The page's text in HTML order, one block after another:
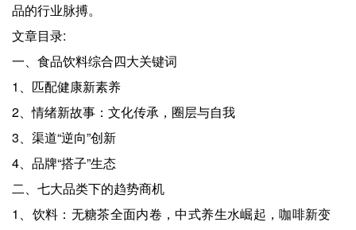
品的行业脉搏。
文章目录:
一、食品饮料综合四大关键词
1、匹配健康新素养
2、情绪新故事：文化传承，圈层与自我
3、渠道“逆向”创新
4、品牌“搭子”生态
二、七大品类下的趋势商机
1、饮料：无糖茶全面内卷，中式养生水崛起，咖啡新变